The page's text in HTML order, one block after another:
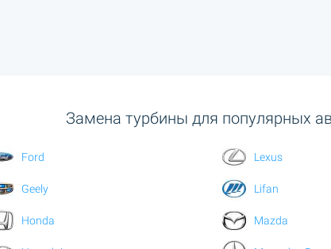
Замена турбины для популярных
Ford
Geely
Honda
Lexus
Lifan
Mazda